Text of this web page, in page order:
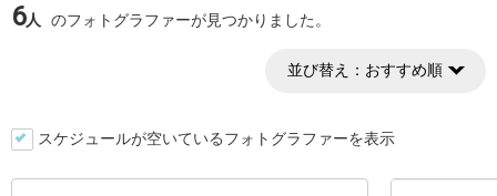
6人 のフォトグラファーが見つかりました。
並び替え： おすすめ順
スケジュールが空いているフォトグラファーを表示